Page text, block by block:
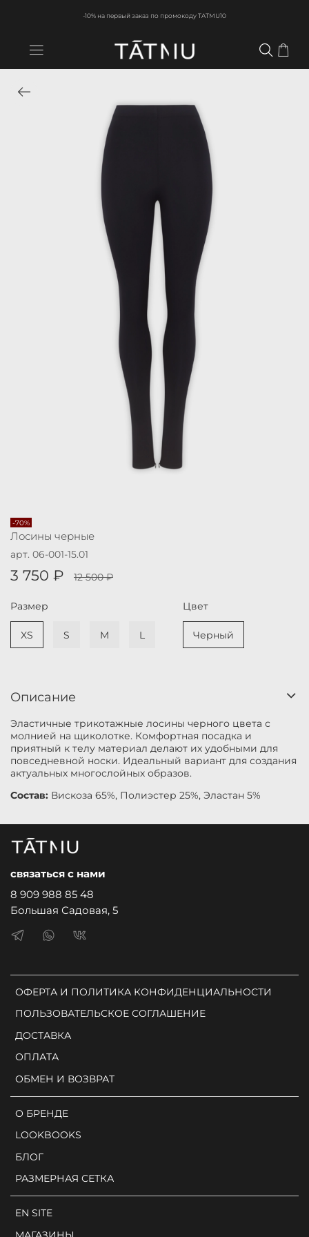
-10% на первый заказ по промокоду TATMU10
-70%
арт. 06-001-15.01
Лосины черные
3 750 ₽ 12 500 ₽
Размер
XS S M L
Цвет
Черный
Описание
Эластичные трикотажные лосины черного цвета с
молнией на щиколотке. Комфортная посадка и
приятный к телу материал делают их удобными для
повседневной носки. Идеальный вариант для создания
актуальных многослойных образов.
Состав: Вискоза 65%, Полиэстер 25%, Эластан 5%
ОФЕРТА И ПОЛИТИКА КОНФИДЕНЦИАЛЬНОСТИ
ПОЛЬЗОВАТЕЛЬСКОЕ СОГЛАШЕНИЕ
ДОСТАВКА
ОПЛАТА
ОБМЕН И ВОЗВРАТ
О БРЕНДЕ
LOOKBOOKS
БЛОГ
РАЗМЕРНАЯ СЕТКА
EN SITE
связаться с нами
8 909 988 85 48
Большая Садовая, 5